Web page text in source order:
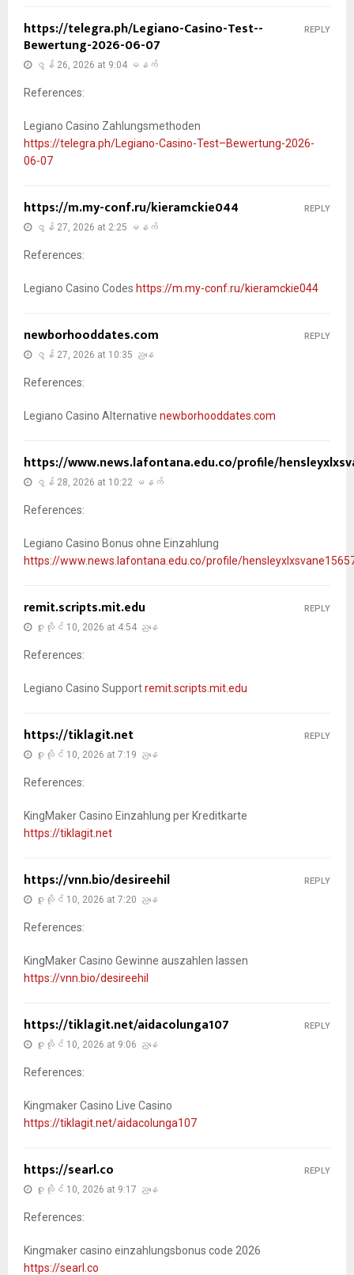
https://telegra.ph/Legiano-Casino-Test--
Bewertung-2026-06-07
ဇွန် 26, 2026 at 9:04 မနက်
References:
Legiano Casino Zahlungsmethoden
https://telegra.ph/Legiano-Casino-Test–Bewertung-2026-
06-07
REPLY
https://m.my-conf.ru/kieramckie044
ဇွန် 27, 2026 at 2:25 မနက်
References:
Legiano Casino Codes https://m.my-conf.ru/kieramckie044
REPLY
newborhooddates.com
ဇွန် 27, 2026 at 10:35 ညနေ
References:
Legiano Casino Alternative newborhooddates.com
REPLY
https://www.news.lafontana.edu.co/profile/
ဇွန် 28, 2026 at 10:22 မနက်
References:
Legiano Casino Bonus ohne Einzahlung
https://www.news.lafontana.edu.co/profile/
remit.scripts.mit.edu
ဇူလိုင် 10, 2026 at 4:54 ညနေ
References:
Legiano Casino Supportremit.scripts.mit.edu
REPLY
https://tiklagit.net
ဇူလိုင် 10, 2026 at 7:19 ညနေ
References:
KingMaker Casino Einzahlung per Kreditkarte
https://tiklagit.net
REPLY
https://vnn.bio/desireehil
ဇူလိုင် 10, 2026 at 7:20 ညနေ
References:
KingMaker Casino Gewinne auszahlen lassen
https://vnn.bio/desireehil
REPLY
https://tiklagit.net/aidacolunga107
ဇူလိုင် 10, 2026 at 9:06 ညနေ
References:
Kingmaker Casino Live Casino
https://tiklagit.net/aidacolunga107
REPLY
https://searl.co
ဇူလိုင် 10, 2026 at 9:17 ညနေ
References:
Kingmaker casino einzahlungsbonus code 2026
https://searl.co
REPLY